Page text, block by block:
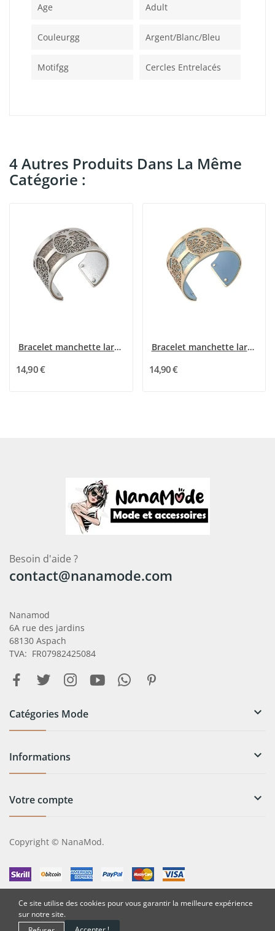
Age Adult
Couleurgg Argent/blanc/bleu
Motifgg Cercles Entrelacés
4 Autres Produits Dans La Même
Catégorie :
Bracelet manchette large finitions argentées au...
14,90 €
Bracelet manchette large arbre de vie doré...
14,90 €
Besoin d'aide ?
contact@nanamode.com
Nanamod
6A rue des jardins
68130 Aspach
TVA: FR07982425084
Catégories Mode 
Informations 
Votre compte 
Copyright © NanaMod.
Ce site utilise des cookies pour vous garantir la meilleure expérience
sur notre site.